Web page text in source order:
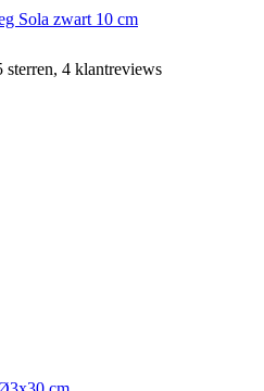
Sola zwart 10 cm
sterren, 4 klantreviews